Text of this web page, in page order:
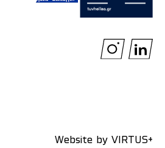
Website by VIRTUS+